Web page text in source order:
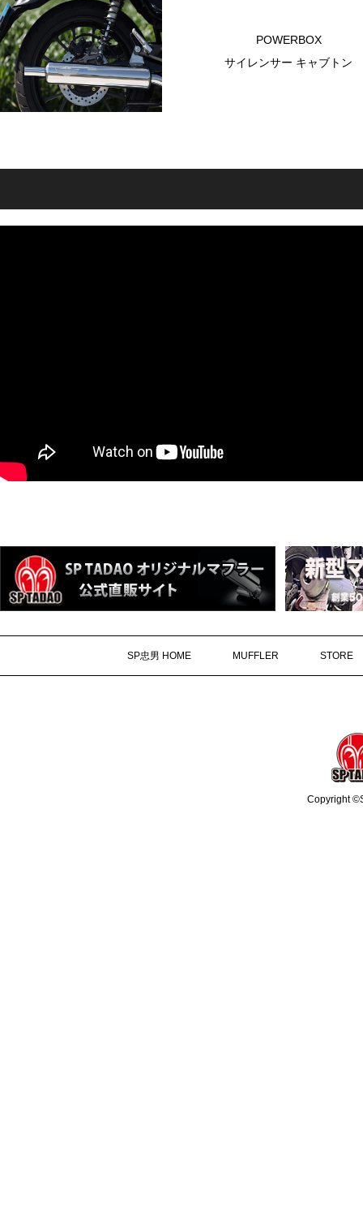
POWERBOX
サイレンサー キャブトン
SP忠男 HOME MUFFLER STORE
Copyright